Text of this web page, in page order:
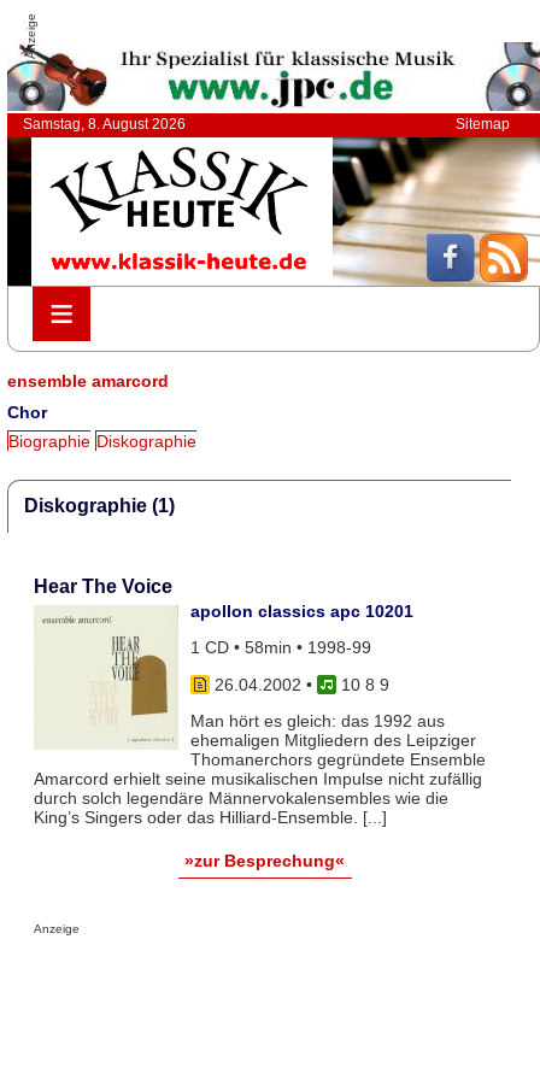
Anzeige
Samstag, 8. August 2026 Sitemap
≡
≡
ensemble amarcord
Chor
Biographie Diskographie
Diskographie (1)
Hear The Voice
apollon classics apc 10201
1 CD • 58min • 1998-99
26.04.2002 •
10 8 9
Man hört es gleich: das 1992 aus
ehemaligen Mitgliedern des Leipziger
Thomanerchors gegründete Ensemble
Amarcord erhielt seine musikalischen Impulse nicht zufällig
durch solch legendäre Männervokalensembles wie die
King’s Singers oder das Hilliard-Ensemble. [...]
»zur Besprechung«
Anzeige